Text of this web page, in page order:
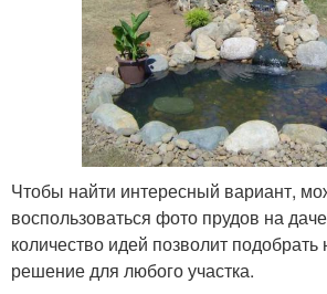
Чтобы найти интересный вариант,
воспользоваться фото прудов на
количество идей позволит
решение для любого участка.